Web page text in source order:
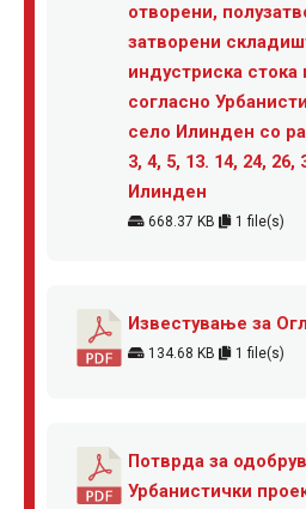
отворени,
затворени
индустриска стока
согласно
село Илинден со
3, 4, 5, 13. 14, 24,
Илинден
668.37 KB 1 file(s)
Известување за
134.68 KB 1 file(s)
Потврда за
Урбанистички